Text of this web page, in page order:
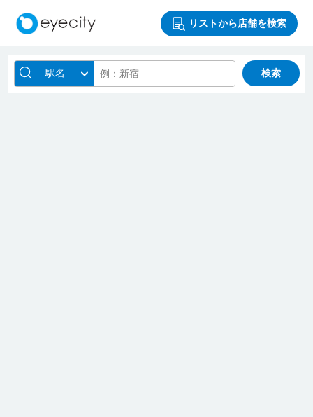
リストから店舗を検索
駅名 検索